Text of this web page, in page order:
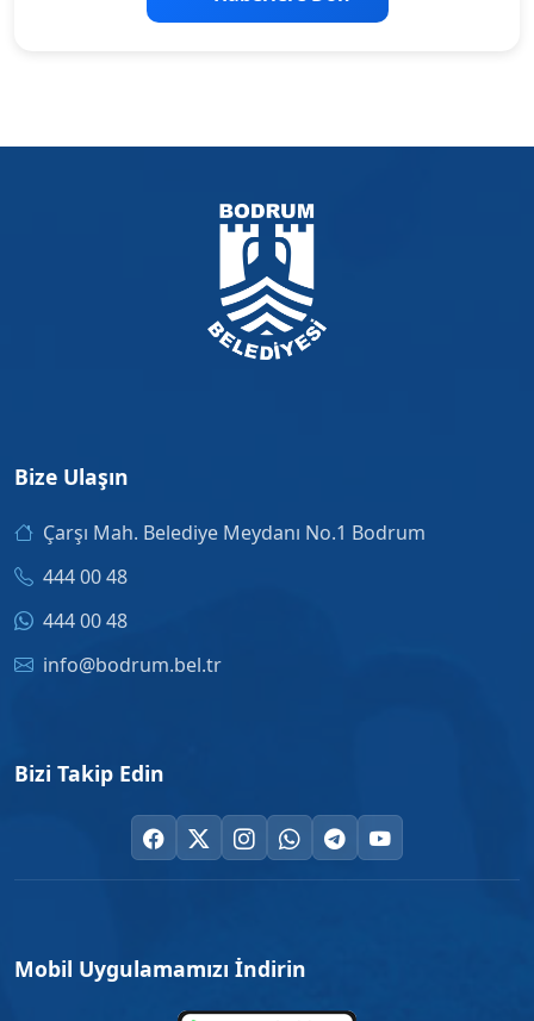
Bize Ulaşın
Çarşı Mah. Belediye Meydanı No.1 Bodrum
444 00 48
444 00 48
info@bodrum.bel.tr
Bizi Takip Edin
Mobil Uygulamamızı İndirin